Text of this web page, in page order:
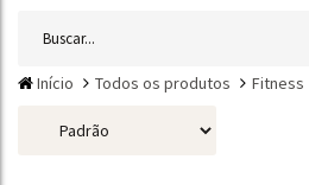
Início Todos os produtos Fitness